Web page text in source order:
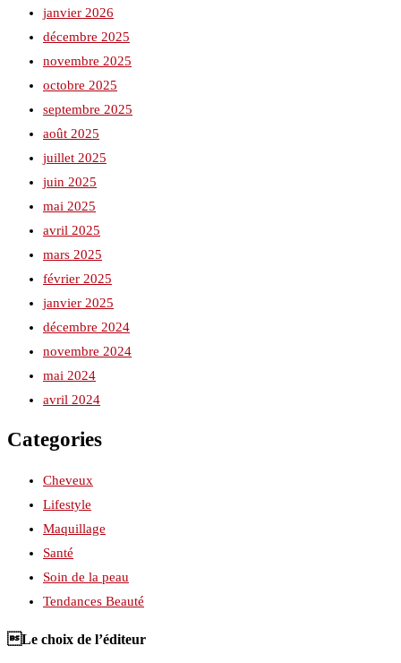
janvier 2026
décembre 2025
novembre 2025
octobre 2025
septembre 2025
août 2025
juillet 2025
juin 2025
mai 2025
avril 2025
mars 2025
février 2025
janvier 2025
décembre 2024
novembre 2024
mai 2024
avril 2024
Categories
Cheveux
Lifestyle
Maquillage
Santé
Soin de la peau
Tendances Beauté
Le choix de l’éditeur